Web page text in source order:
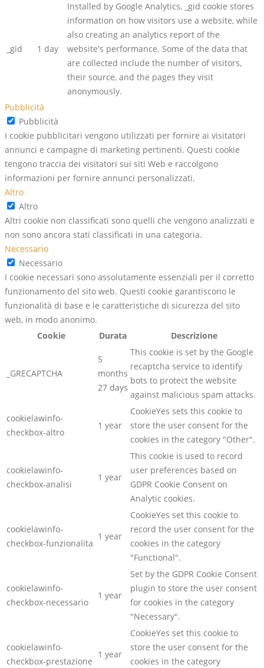
_gid 1 day
Installed by Google Analytics, _gid cookie stores
information on how visitors use a website, while
also creating an analytics report of the
website's performance. Some of the data that
are collected include the number of visitors,
their source, and the pages they visit
anonymously.
Pubblicità
Pubblicità
I cookie pubblicitari vengono utilizzati per fornire ai visitatori
annunci e campagne di marketing pertinenti. Questi cookie
tengono traccia dei visitatori sui siti Web e raccolgono
informazioni per fornire annunci personalizzati.
Altro
Altro
Altri cookie non classificati sono quelli che vengono analizzati e
non sono ancora stati classificati in una categoria.
Necessario
Necessario
I cookie necessari sono assolutamente essenziali per il corretto
funzionamento del sito web. Questi cookie garantiscono le
funzionalità di base e le caratteristiche di sicurezza del sito
web, in modo anonimo.
Cookie
Durata Descrizione
_GRECAPTCHA
5
months
27 days
This cookie is set by the Google
recaptcha service to identify
bots to protect the website
against malicious spam attacks.
cookielawinfo-
checkbox-altro
1 year
CookieYes sets this cookie to
store the user consent for the
cookies in the category "Other".
cookielawinfo-
checkbox-analisi
1 year
This cookie is used to record
user preferences based on
GDPR Cookie Consent on
Analytic cookies.
cookielawinfo-
checkbox-funzionalita
1 year
CookieYes set this cookie to
record the user consent for the
cookies in the category
"Functional".
cookielawinfo-
checkbox-necessario
1 year
Set by the GDPR Cookie Consent
plugin to store the user consent
for cookies in the category
"Necessary".
cookielawinfo-
checkbox-prestazione
1 year
CookieYes set this cookie to
store the user consent for the
cookies in the category